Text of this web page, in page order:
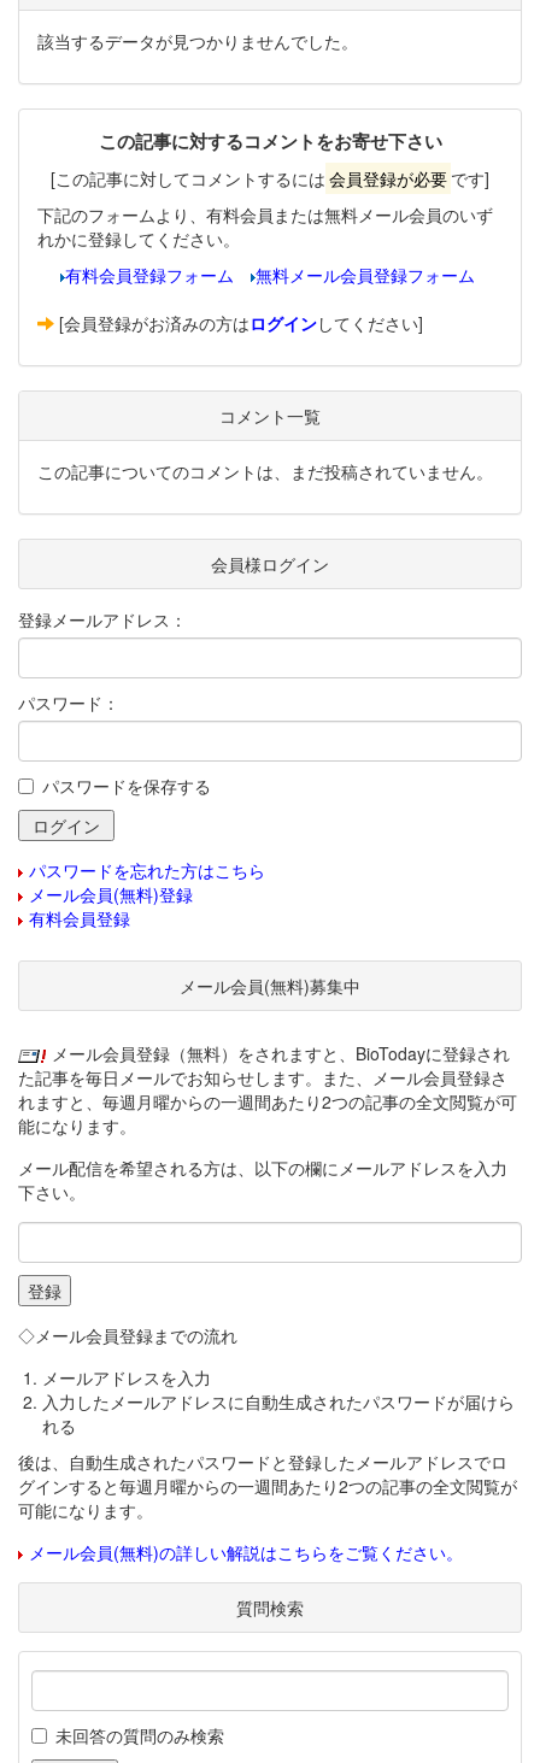
該当するデータが見つかりませんでした。
この記事に対するコメントをお寄せ下さい
[この記事に対してコメントするには 会員登録が必要 です]
下記のフォームより、有料会員または無料メール会員のいず
れかに登録してください。
有料会員登録フォーム
無料メール会員登録フォーム
[会員登録がお済みの方はログインしてください]
コメント一覧
この記事についてのコメントは、まだ投稿されていません。
会員様ログイン
登録メールアドレス：
パスワード：
パスワードを保存する
パスワードを忘れた方はこちら
メール会員(無料)登録
有料会員登録
メール会員(無料)募集中
メール会員登録（無料）をされますと、BioTodayに登録され
た記事を毎日メールでお知らせします。また、メール会員登録さ
れますと、毎週月曜からの一週間あたり2つの記事の全文閲覧が可
能になります。
メール配信を希望される方は、以下の欄にメールアドレスを入力
下さい。
◇メール会員登録までの流れ
メールアドレスを入力
入力したメールアドレスに自動生成されたパスワードが届けら
れる
後は、自動生成されたパスワードと登録したメールアドレスでロ
グインすると毎週月曜からの一週間あたり2つの記事の全文閲覧が
可能になります。
メール会員(無料)の詳しい解説はこちらをご覧ください。
質問検索
未回答の質問のみ検索